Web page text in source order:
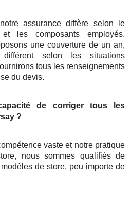
assurance diffère selon le
les composants employés.
une couverture de un an,
selon les situations
tous les renseignements
du devis.
de corriger tous les
?
vaste et notre pratique
nous sommes qualifiés de
de store, peu importe de